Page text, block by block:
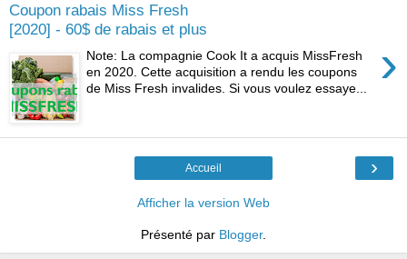
Coupon rabais Miss Fresh
[2020] - 60$ de rabais et plus
›
Note: La compagnie Cook It a acquis MissFresh
en 2020. Cette acquisition a rendu les coupons
de Miss Fresh invalides. Si vous voulez essaye...
›
Accueil
Afficher la version Web
Présenté par Blogger.